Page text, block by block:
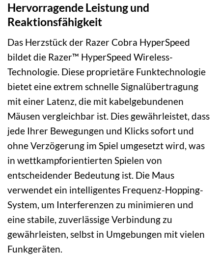
Hervorragende Leistung und
Reaktionsfähigkeit
Das Herzstück der Razer Cobra HyperSpeed
bildet die Razer™ HyperSpeed Wireless-
Technologie. Diese proprietäre Funktechnologie
bietet eine extrem schnelle Signalübertragung
mit einer Latenz, die mit kabelgebundenen
Mäusen vergleichbar ist. Dies gewährleistet, dass
jede Ihrer Bewegungen und Klicks sofort und
ohne Verzögerung im Spiel umgesetzt wird, was
in wettkampforientierten Spielen von
entscheidender Bedeutung ist. Die Maus
verwendet ein intelligentes Frequenz-Hopping-
System, um Interferenzen zu minimieren und
eine stabile, zuverlässige Verbindung zu
gewährleisten, selbst in Umgebungen mit vielen
Funkgeräten.